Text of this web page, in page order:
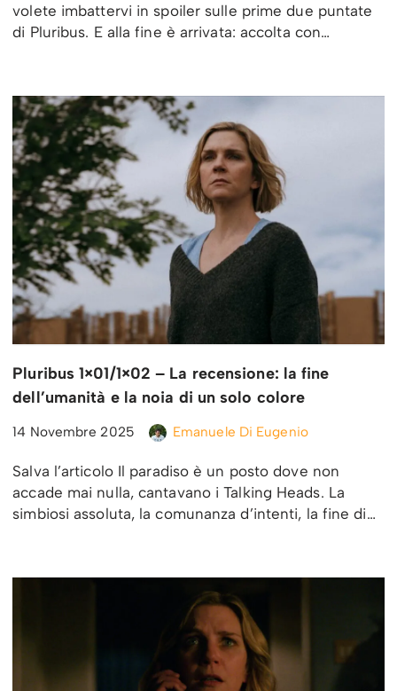
volete imbattervi in spoiler sulle prime due puntate
di Pluribus. E alla fine è arrivata: accolta con…
Pluribus 1×01/1×02 – La recensione: la fine
dell’umanità e la noia di un solo colore
14 Novembre 2025 Emanuele Di Eugenio
Salva l’articolo Il paradiso è un posto dove non
accade mai nulla, cantavano i Talking Heads. La
simbiosi assoluta, la comunanza d’intenti, la fine di…